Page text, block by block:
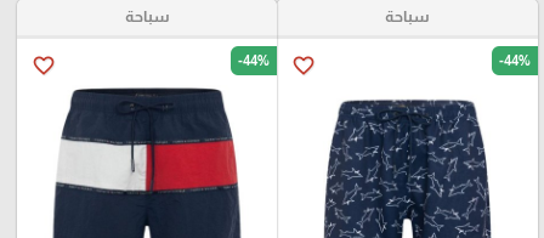
سباحة
favorite_border -44%
سباحة
favorite_border -44%